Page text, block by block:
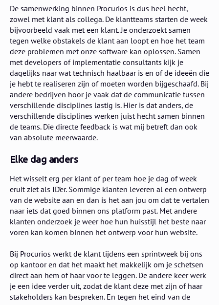
De samenwerking binnen Procurios is dus heel hecht,
zowel met klant als collega. De klantteams starten de week
bijvoorbeeld vaak met een klant. Je onderzoekt samen
tegen welke obstakels de klant aan loopt en hoe het team
deze problemen met onze software kan oplossen. Samen
met developers of implementatie consultants kijk je
dagelijks naar wat technisch haalbaar is en of de ideeën die
je hebt te realiseren zijn of moeten worden bijgeschaafd. Bij
andere bedrijven hoor je vaak dat de communicatie tussen
verschillende disciplines lastig is. Hier is dat anders, de
verschillende disciplines werken juist hecht samen binnen
de teams. Die directe feedback is wat mij betreft dan ook
van absolute meerwaarde.
Elke dag anders
Het wisselt erg per klant of per team hoe je dag of week
eruit ziet als ID’er. Sommige klanten leveren al een ontwerp
van de website aan en dan is het aan jou om dat te vertalen
naar iets dat goed binnen ons platform past. Met andere
klanten onderzoek je weer hoe hun huisstijl het beste naar
voren kan komen binnen het ontwerp voor hun website.
Bij Procurios werkt de klant tijdens een sprintweek bij ons
op kantoor en dat het maakt het makkelijk om je schetsen
direct aan hem of haar voor te leggen. De andere keer werk
je een idee verder uit, zodat de klant deze met zijn of haar
stakeholders kan bespreken. En tegen het eind van de